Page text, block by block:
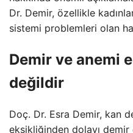
Dr. Demir, özellikle
sistemi problemleri olan
Demir ve anemi
değildir
Doç. Dr. Esra Demir, kan
eksikliğinden dolayı